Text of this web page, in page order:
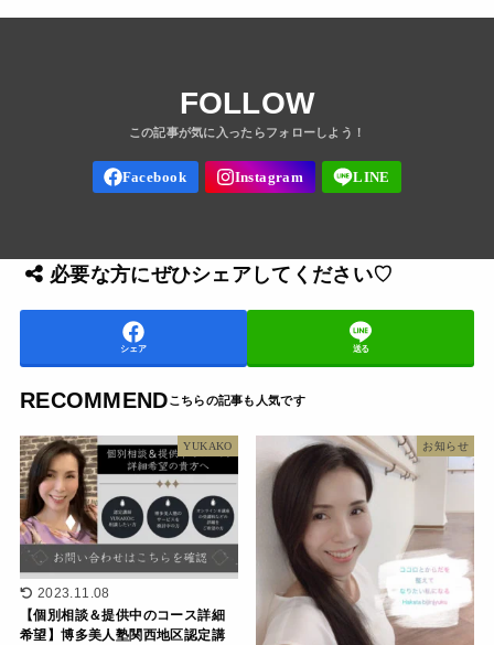
FOLLOW
必要な方にぜひシェアしてください♡
シェア 送る
RECOMMEND
YUKAKO
2023.11.08
【個別相談＆提供中のコース詳細
希望】博多美人塾関西地区認定講
お知らせ